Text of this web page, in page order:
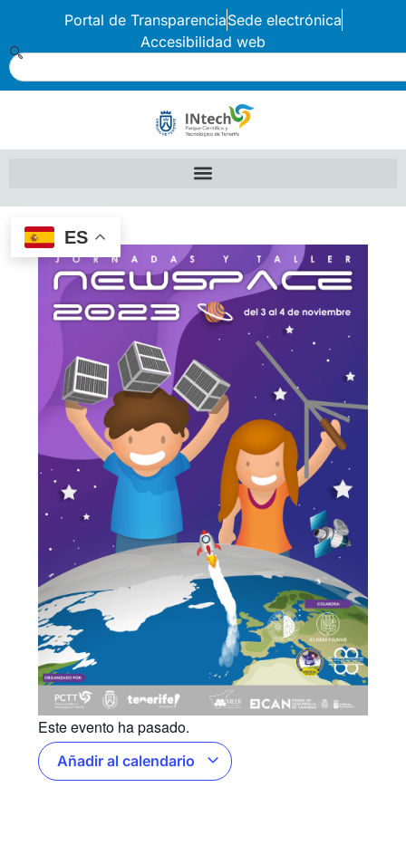
Portal de TransparenciaSede electrónica
Accesibilidad web
ES
Este evento ha pasado.
Añadir al calendario